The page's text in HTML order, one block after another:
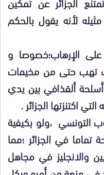
لأنه يقول بالحكم
على الإرهاب؛خصوصا و
تهب حتى من مخيمات
ألقذافي بين يدي
اكتنزتها الجزائر .
التونسي ،ولو بكيفية
في الجزائر ؛مما
والانجليز في مجاهل